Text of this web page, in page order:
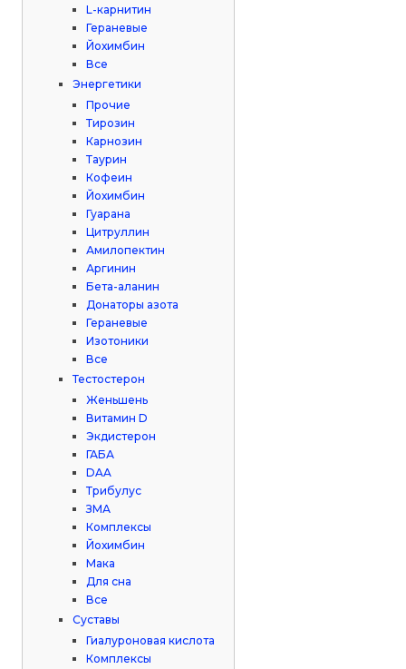
L-карнитин
Гераневые
Йохимбин
Все
Энергетики
Прочие
Тирозин
Карнозин
Таурин
Кофеин
Йохимбин
Гуарана
Цитруллин
Амилопектин
Аргинин
Бета-аланин
Донаторы азота
Гераневые
Изотоники
Все
Тестостерон
Женьшень
Витамин D
Экдистерон
ГАБА
DAA
Трибулус
ЗМА
Комплексы
Йохимбин
Мака
Для сна
Все
Суставы
Гиалуроновая кислота
Комплексы